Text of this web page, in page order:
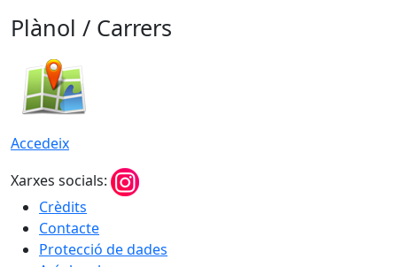
Plànol / Carrers
Accedeix
Xarxes socials:
Crèdits
Contacte
Protecció de dades